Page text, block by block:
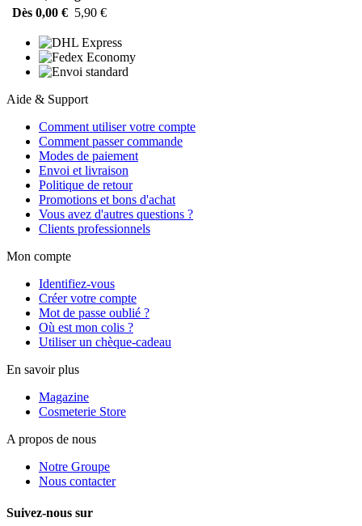
Dès 0,00 € 5,90 €
Aide & Support
Comment utiliser votre compte
Comment passer commande
Modes de paiement
Envoi et livraison
Politique de retour
Promotions et bons d'achat
Vous avez d'autres questions ?
Clients professionnels
Mon compte
Identifiez-vous
Créer votre compte
Mot de passe oublié ?
Où est mon colis ?
Utiliser un chèque-cadeau
En savoir plus
Magazine
Cosmeterie Store
A propos de nous
Notre Groupe
Nous contacter
Suivez-nous sur